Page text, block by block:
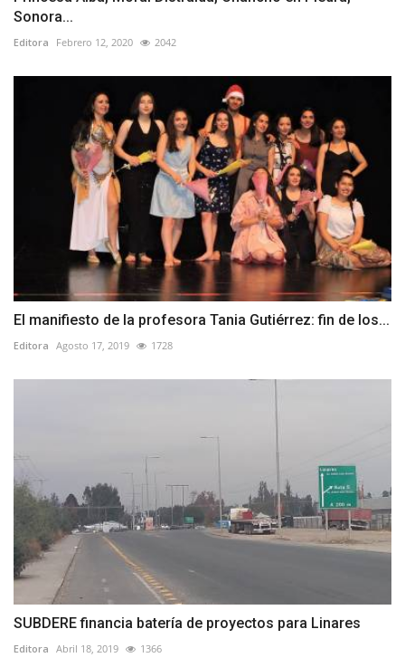
Sonora...
Editora Febrero 12, 2020 2042
El manifiesto de la profesora Tania Gutiérrez: fin de los...
Editora Agosto 17, 2019 1728
SUBDERE financia batería de proyectos para Linares
Editora Abril 18, 2019 1366